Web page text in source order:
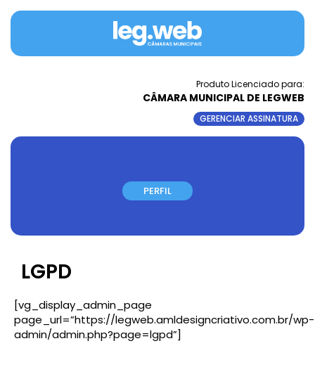
Produto Licenciado para:
CÂMARA MUNICIPAL DE LEGWEB
GERENCIAR ASSINATURA
PERFIL
LGPD
[vg_display_admin_page
page_url=”https://legweb.amldesigncriativo.com.br/wp-
admin/admin.php?page=lgpd”]